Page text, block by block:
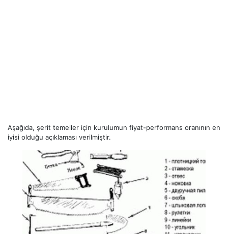
Aşağıda, şerit temeller için kurulumun fiyat-performans oranının en
iyisi olduğu açıklaması verilmiştir.